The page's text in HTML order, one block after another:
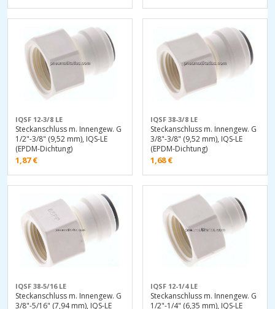
IQSF 12-3/8 LE
Steckanschluss m. Innengew. G
1/2"-3/8" (9,52 mm), IQS-LE
(EPDM-Dichtung)
1,87€
IQSF 38-3/8 LE
Steckanschluss m. Innengew. G
3/8"-3/8" (9,52 mm), IQS-LE
(EPDM-Dichtung)
1,68€
IQSF 38-5/16 LE
Steckanschluss m. Innengew. G
3/8"-5/16" (7,94 mm), IQS-LE
IQSF 12-1/4 LE
Steckanschluss m. Innengew. G
1/2"-1/4" (6,35 mm), IQS-LE